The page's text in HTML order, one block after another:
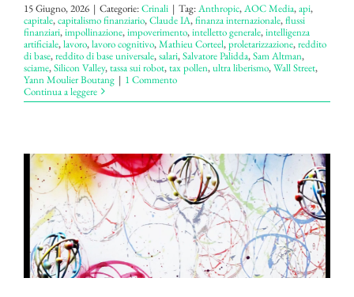
15 Giugno, 2026 | Categorie:Crinali | Tag:Anthropic,AOC Media,api,
capitale,capitalismo finanziario,Claude IA,finanza internazionale,flussi
finanziari,impollinazione,impoverimento,intelletto generale,intelligenza
artificiale,lavoro,lavoro cognitivo,Mathieu Corteel,proletarizzazione,reddito
di base,reddito di base universale,salari,Salvatore Palidda,Sam Altman,
sciame,Silicon Valley,tassa sui robot,tax pollen,ultra liberismo,Wall Street,
Yann Moulier Boutang | 1 Commento
Continua a leggere